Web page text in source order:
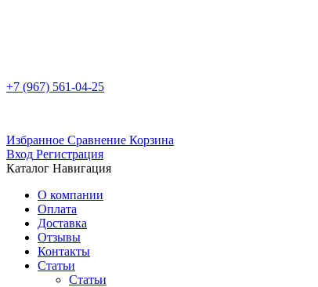
+7 (967) 561-04-25
Избранное Сравнение Корзина
Вход Регистрация
Каталог Навигация
О компании
Оплата
Доставка
Отзывы
Контакты
Статьи
Статьи